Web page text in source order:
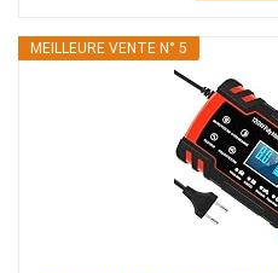
MEILLEURE VENTE N° 5